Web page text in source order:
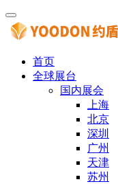
首页
全球展台
国内展会
上海
北京
深圳
广州
天津
苏州